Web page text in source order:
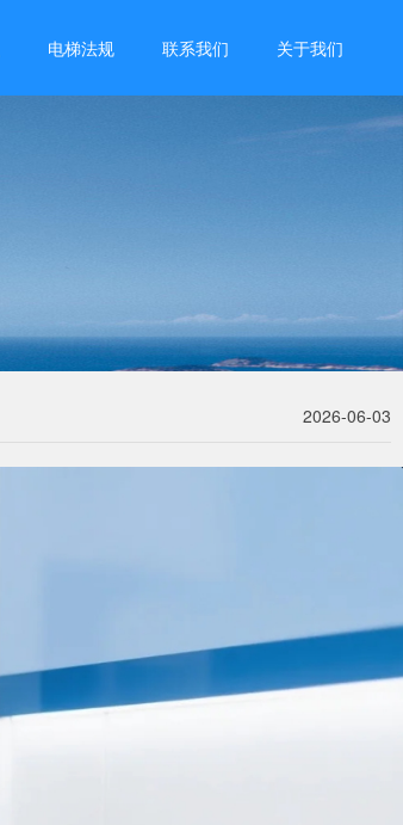
电梯法规 联系我们 关于我们
2026-06-03